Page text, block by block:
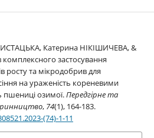
Катерина НІКІШИЧЕВА, &
застосування
росту та мікродобрив для
на ураженість кореневими
пшениці озимої.Передгірне та
, 74(1), 164-183.
(74)-1-11